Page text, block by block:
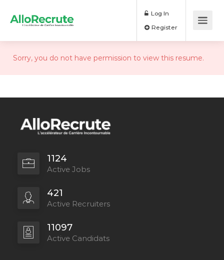
Log In
Sorry, you do not have permission to view this resume.
1124
Active Jobs
421
Active Recruiters
11097
Active Candidats